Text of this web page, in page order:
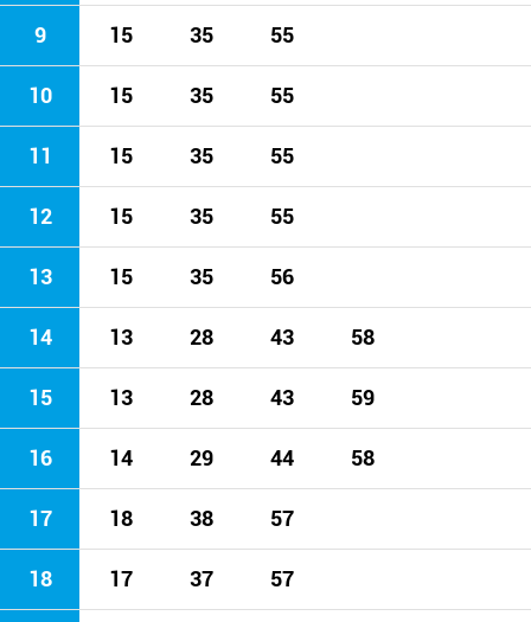
9 15 35 55
10 15 35 55
11 15 35 55
12 15 35 55
13 15 35 56
14 13 28 43 58
15 13 28 43 59
16 14 29 44 58
17 18 38 57
18 17 37 57